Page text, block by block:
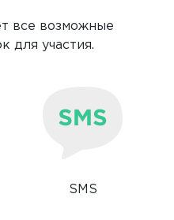
все возможные
для участия.
SMS